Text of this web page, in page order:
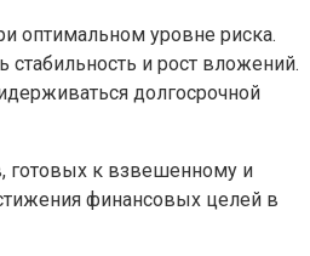
оптимальном уровне риска.
стабильность и рост вложений.
долгосрочной
готовых к взвешенному и
финансовых целей в